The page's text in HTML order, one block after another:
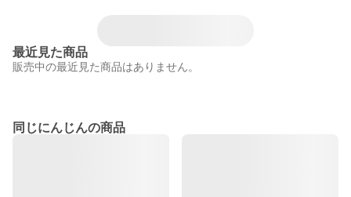
最近見た商品
販売中の最近見た商品はありません。
同じにんじんの商品